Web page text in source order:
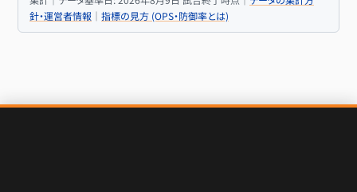
針・運営者情報 ｜ 指標の見方 (OPS・防御率とは)